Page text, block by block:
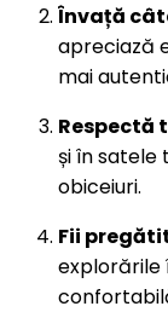
Învață
apreciază
mai
Respectă
și în satele
obiceiuri.
Fii
explorările